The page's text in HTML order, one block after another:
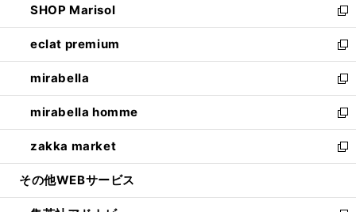
く
で
開
く
ド
ウ
で
開
く
ィ
ン
ド
ウ
で
開
く
い
ウ
ィ
ン
ド
ウ
で
開
く
SHOP Marisol
新
し
い
ウ
ィ
ン
ド
ウ
で
開
eclat premium
新
し
い
ウ
ィ
ン
ド
ウ
開
mirabella
新
し
い
ウ
ィ
ン
ウ
mirabella homme
新
し
い
ウ
ン
zakka market
新
し
ウ
その他WEBサービス